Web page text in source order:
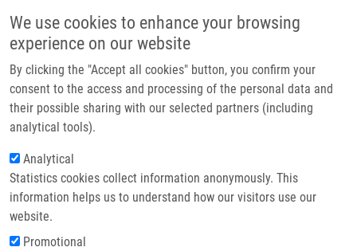
We use cookies to enhance your browsing
experience on our website
By clicking the "Accept all cookies" button, you confirm your
consent to the access and processing of the personal data and
their possible sharing with our selected partners (including
analytical tools).
Analytical
Statistics cookies collect information anonymously. This
information helps us to understand how our visitors use our
website.
Promotional
Header image
Drobečková navigace
Domů Zabáková Dominika